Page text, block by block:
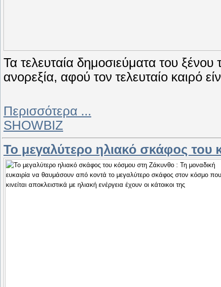
Τα τελευταία δημοσιεύματα του
ανορεξία, αφού τον τελευταίο καιρό
Περισσότερα ...
SHOWBIZ
Το μεγαλύτερο ηλιακό σκάφος